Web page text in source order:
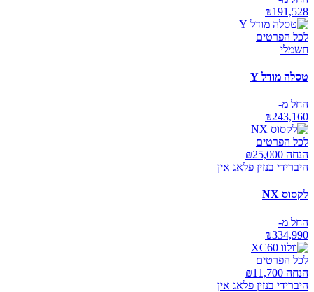
₪191,528
לכל הפרטים
חשמלי
טסלה מודל Y
החל מ-
₪243,160
לכל הפרטים
הנחה ₪ 25,000
היברידי בנזין פלאג אין
לקסוס NX
החל מ-
₪334,990
לכל הפרטים
הנחה ₪ 11,700
היברידי בנזין פלאג אין